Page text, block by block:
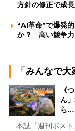
方針の修正で成
“AI革命”で爆発
か？ 高い競争
「みんなで
《
ん
ら…
本誌『週刊ポスト